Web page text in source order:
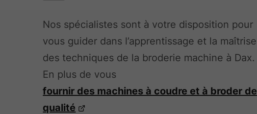
Nos spécialistes sont à votre disposition pour
vous guider dans l’apprentissage et la maîtrise
des techniques de la broderie machine à Dax.
En plus de vous
fournir des machines à coudre et à broder de
qualité